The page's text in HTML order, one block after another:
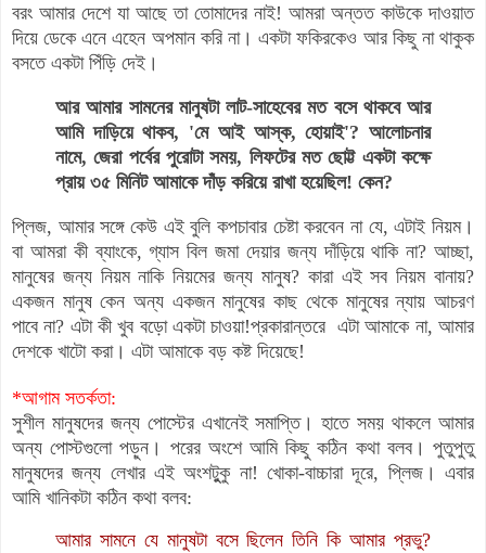
বরং আমার দেশে যা আছে তা তোমাদের নাই! আমরা অন্তত কাউকে দাওয়াত
দিয়ে ডেকে এনে এহেন অপমান করি না। একটা ফকিরকেও আর কিছু না থাকুক
বসতে একটা পিঁড়ি দেই।
আর আমার সামনের মানুষটা লাট-সাহেবের মত বসে থাকবে আর
আমি দাড়িয়ে থাকব, 'মে আই আস্ক, হোয়াই'? আলোচনার
নামে, জেরা পর্বের পুরোটা সময়, লিফটের মত ছোট্ট একটা কক্ষে
প্রায় ৩৫ মিনিট আমাকে দাঁড় করিয়ে রাখা হয়েছিল! কেন?
প্লিজ, আমার সঙ্গে কেউ এই বুলি কপচাবার চেষ্টা করবেন না যে, এটাই নিয়ম।
বা আমরা কী ব্যাংকে, গ্যাস বিল জমা দেয়ার জন্য দাঁড়িয়ে থাকি না? আচ্ছা,
মানুষের জন্য নিয়ম নাকি নিয়মের জন্য মানুষ? কারা এই সব নিয়ম বানায়?
একজন মানুষ কেন অন্য একজন মানুষের কাছ থেকে মানুষের ন্যায় আচরণ
পাবে না? এটা কী খুব বড়ো একটা চাওয়া‍!প্রকারান্তরে এটা আমাকে না, আমার
দেশকে খাটো করা। এটা আমাকে বড় কষ্ট দিয়েছে!
*আগাম সতর্কতা:
সুশীল মানুষদের জন্য পোস্টের এখানেই সমাপ্তি। হাতে সময় থাকলে আমার
অন্য পোস্টগুলো পড়ুন। পরের অংশে আমি কিছু কঠিন কথা বলব। পুতুপুতু
মানুষদের জন্য লেখার এই অংশটুুকু না! খোকা-বাচ্চারা দূরে, প্লিজ। এবার
আমি খানিকটা কঠিন কথা বলব:
আমার সামনে যে মানুষটা বসে ছিলেন তিনি কি আমার প্রভু?